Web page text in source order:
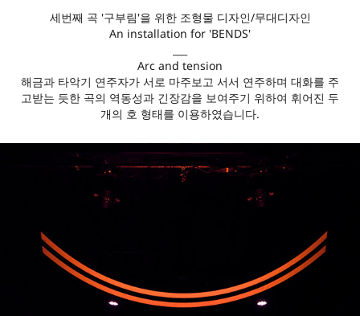
세번째 곡 '구부림'을 위한 조형물 디자인/무대디자인
An installation for 'BENDS'
___
Arc and tension
해금과 타악기 연주자가 서로 마주보고 서서 연주하며 대화를 주
고받는 듯한 곡의 역동성과 긴장감을 보여주기 위하여 휘어진 두
개의 호 형태를 이용하였습니다.